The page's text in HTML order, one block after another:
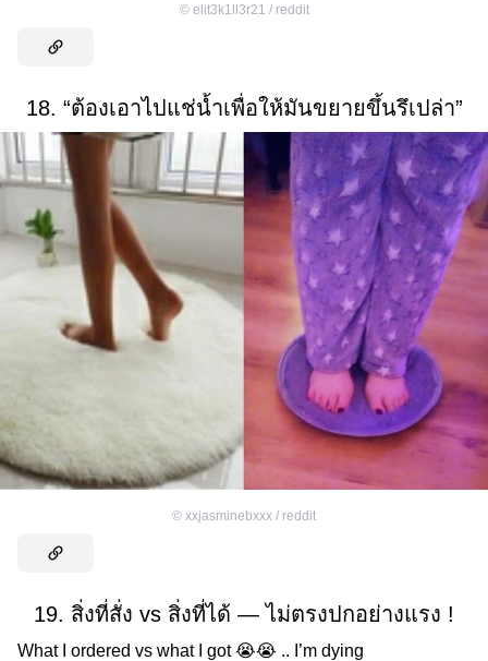
© elit3k1ll3r21 / reddit
18. “ต้องเอาไปแช่น้ำเพื่อให้มันขยายขึ้นรึเปล่า”
© xxjasminebxxx / reddit
19. สิ่งที่สั่ง vs สิ่งที่ได้ — ไม่ตรงปกอย่างแรง !
What I ordered vs what I got 😭😭 .. I’m dying